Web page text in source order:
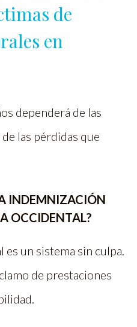
de
en
dependerá de las
las pérdidas que
INDEMNIZACIÓN
OCCIDENTAL?
es un sistema sin culpa.
de prestaciones